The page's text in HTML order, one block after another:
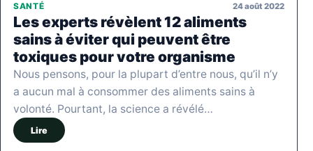
SANTÉ 24 août 2022
Les experts révèlent 12 aliments
sains à éviter qui peuvent être
toxiques pour votre organisme
Nous pensons, pour la plupart d’entre nous, qu’il n’y
a aucun mal à consommer des aliments sains à
volonté. Pourtant, la science a révélé…
Lire